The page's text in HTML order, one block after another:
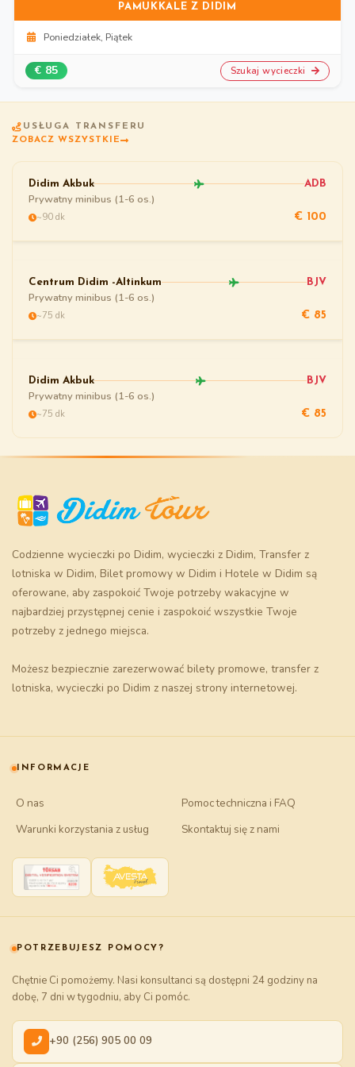
PAMUKKALE Z DIDIM
Poniedziałek, Piątek
€ 85 Szukaj wycieczki
USŁUGA TRANSFERU
ZOBACZ WSZYSTKIE
Didim Akbuk ADB
Prywatny minibus (1-6 os.)
~90 dk € 100
Centrum Didim -Altinkum BJV
Prywatny minibus (1-6 os.)
~75 dk € 85
Didim Akbuk BJV
Prywatny minibus (1-6 os.)
~75 dk € 85
Codzienne wycieczki po Didim, wycieczki z Didim, Transfer z
lotniska w Didim, Bilet promowy w Didim i Hotele w Didim są
oferowane, aby zaspokoić Twoje potrzeby wakacyjne w
najbardziej przystępnej cenie i zaspokoić wszystkie Twoje
potrzeby z jednego miejsca.
Możesz bezpiecznie zarezerwować bilety promowe, transfer z
lotniska, wycieczki po Didim z naszej strony internetowej.
INFORMACJE
O nas
Pomoc techniczna i FAQ
Warunki korzystania z usług
Skontaktuj się z nami
POTRZEBUJESZ POMOCY?
Chętnie Ci pomożemy. Nasi konsultanci są dostępni 24 godziny na
dobę, 7 dni w tygodniu, aby Ci pomóc.
+90 (256) 905 00 09